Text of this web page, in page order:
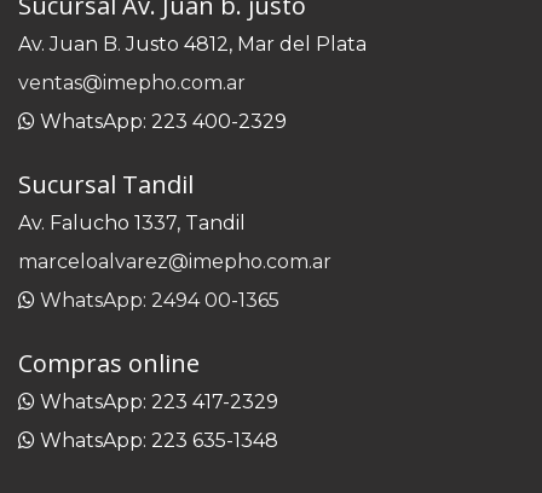
Av. Juan B. Justo 4812, Mar del Plata
ventas@imepho.com.ar
WhatsApp: 223 400-2329
Sucursal Tandil
Av. Falucho 1337, Tandil
marceloalvarez@imepho.com.ar
WhatsApp: 2494 00-1365
Compras online
WhatsApp: 223 417-2329
WhatsApp: 223 635-1348